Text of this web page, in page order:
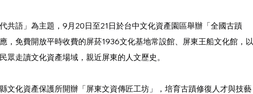
共語」為主題，9月20日至21日於台中文化資產園區舉辦「全國古蹟
，免費開放平時收費的屏菸1936文化基地常設館、屏東王船文化館，以
眾走讀文化資產場域，親近屏東的人文歷史。
文化資產保護所開辦「屏東文資傳匠工坊」，培育古蹟修復人才與技藝